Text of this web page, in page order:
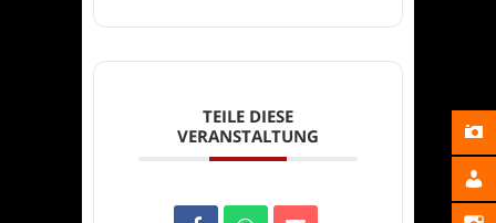
TEILE DIESE
VERANSTALTUNG